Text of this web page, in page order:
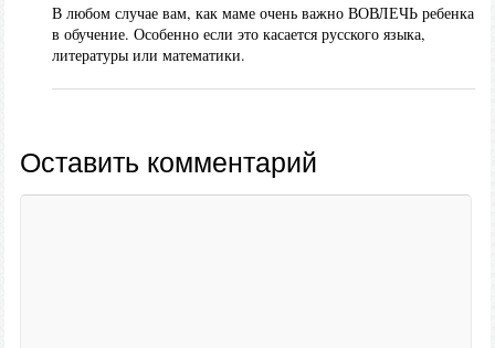
В любом случае вам, как маме очень важно ВОВЛЕЧЬ ребенка
в обучение. Особенно если это касается русского языка,
литературы или математики.
Оставить комментарий